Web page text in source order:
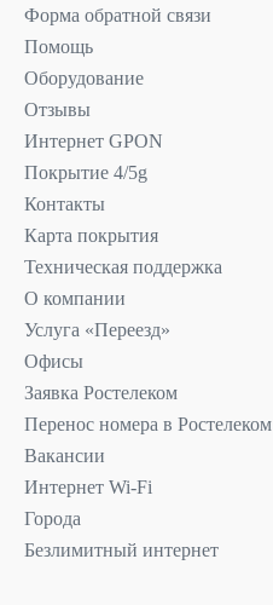
Форма обратной связи
Помощь
Оборудование
Отзывы
Интернет GPON
Покрытие 4/5g
Контакты
Карта покрытия
Техническая поддержка
О компании
Услуга «Переезд»
Офисы
Заявка Ростелеком
Перенос номера в Ростелеком
Вакансии
Интернет Wi-Fi
Города
Безлимитный интернет